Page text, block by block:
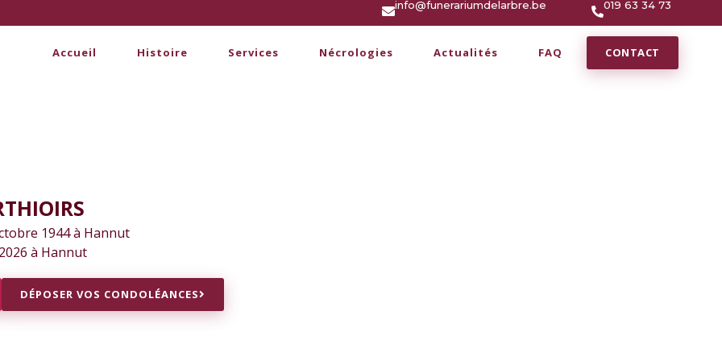
info@funerariumdelarbre.be 019 63 34 73
Accueil Histoire Services Nécrologies Actualités FAQ CONTACT
1944 à Hannut
à Hannut
DÉPOSER VOS CONDOLÉANCES